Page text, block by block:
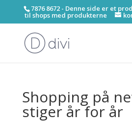
7876 8672 - Denne side er et
til shops med produkterne
Shopping på
stiger år for år